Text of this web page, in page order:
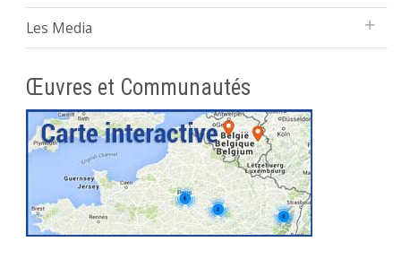
Les Media
Œuvres et Communautés